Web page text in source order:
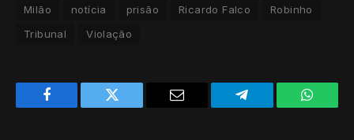
Milão
notícia prisão Ricardo Falco
Robinho
Tribunal
Violação
Facebook Twitter Email Telegram